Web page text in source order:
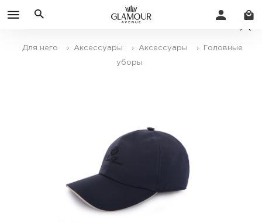
Для него › Аксессуары › Аксессуары › Головные
уборы